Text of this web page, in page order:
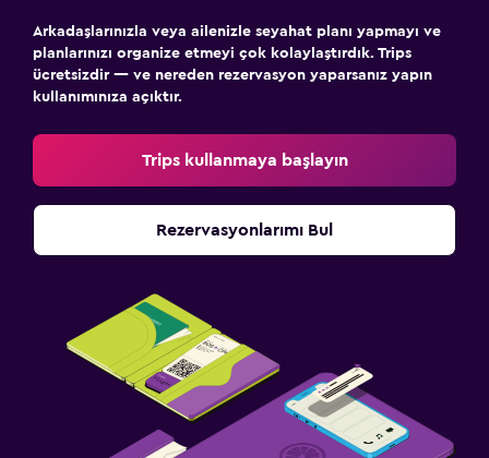
Arkadaşlarınızla veya ailenizle seyahat planı yapmayı ve
planlarınızı organize etmeyi çok kolaylaştırdık. Trips
ücretsizdir — ve nereden rezervasyon yaparsanız yapın
kullanımınıza açıktır.
Trips kullanmaya başlayın
Rezervasyonlarımı Bul